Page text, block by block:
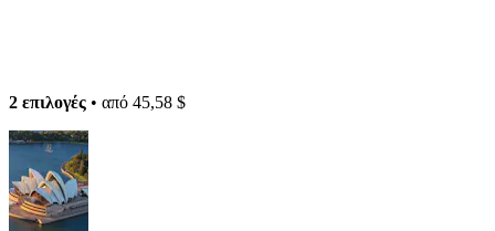
2 επιλογές • από 45,58 $